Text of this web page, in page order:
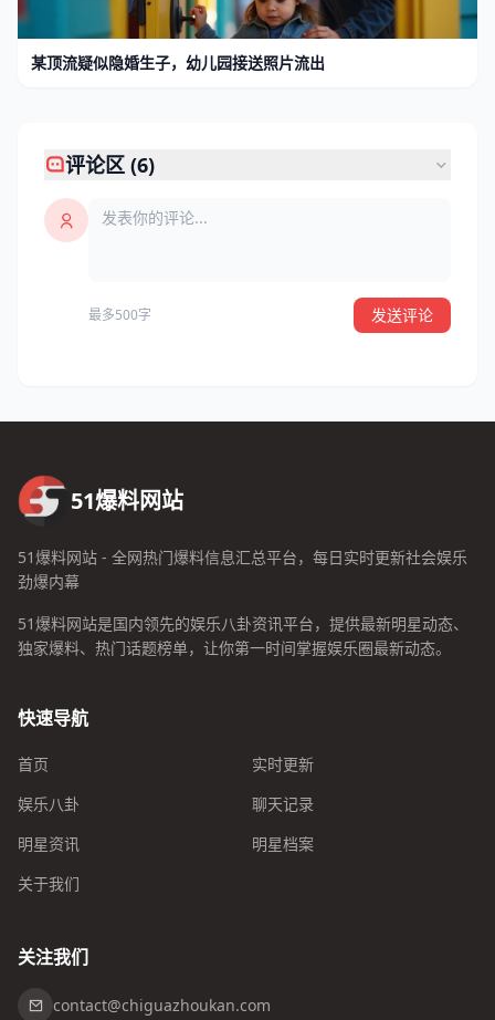
某顶流疑似隐婚生子，幼儿园接送照片流出
评论区 (6)
最多500字 发送评论
51爆料网站
51爆料网站 - 全网热门爆料信息汇总平台，每日实时更新社会娱乐
劲爆内幕
51爆料网站是国内领先的娱乐八卦资讯平台，提供最新明星动态、
独家爆料、热门话题榜单，让你第一时间掌握娱乐圈最新动态。
快速导航
首页
实时更新
娱乐八卦
聊天记录
明星资讯
明星档案
关于我们
关注我们
contact@chiguazhoukan.com